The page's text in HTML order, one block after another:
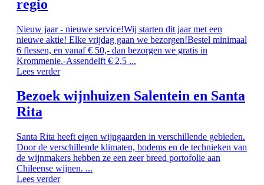
regio
Nieuw jaar - nieuwe service!Wij starten dit jaar met een
nieuwe aktie! Elke vrijdag gaan we bezorgen!Bestel minimaal
6 flessen, en vanaf € 50,- dan bezorgen we gratis in
Krommenie.-Assendelft € 2,5 ...
Lees verder
Bezoek wijnhuizen Salentein en Santa
Rita
Santa Rita heeft eigen wijngaarden in verschillende gebieden.
Door de verschillende klimaten, bodems en de technieken van
de wijnmakers hebben ze een zeer breed portofolie aan
Chileense wijnen. ...
Lees verder